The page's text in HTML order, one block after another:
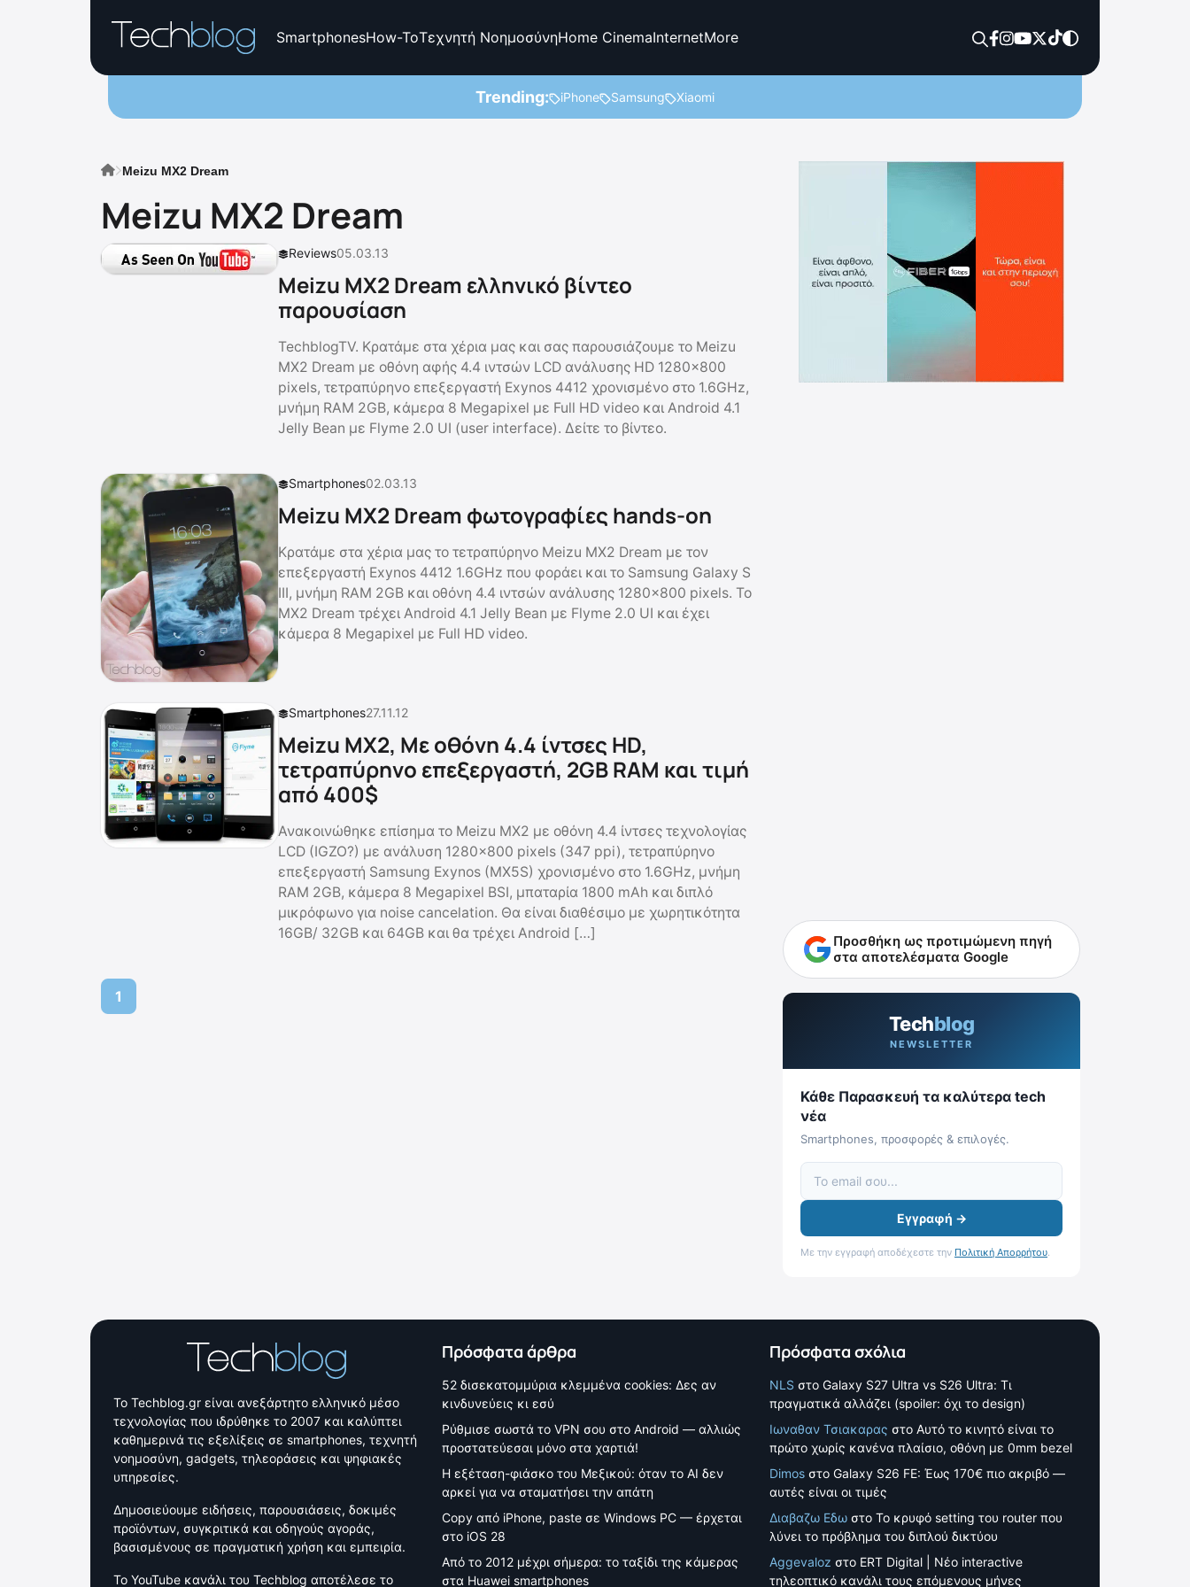
SmartphonesHow-ToΤεχνητή ΝοημοσύνηHome CinemaInternetMore
Trending: iPhone Samsung Xiaomi
Meizu MX2 Dream
Meizu MX2 Dream
Reviews05.03.13
Meizu MX2 Dream ελληνικό βίντεο
παρουσίαση
TechblogTV. Κρατάμε στα χέρια μας και σας παρουσιάζουμε το Meizu
MX2 Dream με οθόνη αφής 4.4 ιντσών LCD ανάλυσης HD 1280×800
pixels, τετραπύρηνο επεξεργαστή Exynos 4412 χρονισμένο στο 1.6GHz,
μνήμη RAM 2GB, κάμερα 8 Megapixel με Full HD video και Android 4.1
Jelly Bean με Flyme 2.0 UI (user interface). Δείτε το βίντεο.
Smartphones02.03.13
Meizu MX2 Dream φωτογραφίες hands-on
Κρατάμε στα χέρια μας το τετραπύρηνο Meizu MX2 Dream με τον
επεξεργαστή Exynos 4412 1.6GHz που φοράει και το Samsung Galaxy S
III, μνήμη RAM 2GB και οθόνη 4.4 ιντσών ανάλυσης 1280×800 pixels. Το
MX2 Dream τρέχει Android 4.1 Jelly Bean με Flyme 2.0 UI και έχει
κάμερα 8 Megapixel με Full HD video.
Smartphones27.11.12
Meizu MX2, Με οθόνη 4.4 ίντσες HD,
τετραπύρηνο επεξεργαστή, 2GB RAM και τιμή
από 400$
Ανακοινώθηκε επίσημα το Meizu MX2 με οθόνη 4.4 ίντσες τεχνολογίας
LCD (IGZO?) με ανάλυση 1280×800 pixels (347 ppi), τετραπύρηνο
επεξεργαστή Samsung Exynos (MX5S) χρονισμένο στο 1.6GHz, μνήμη
RAM 2GB, κάμερα 8 Megapixel BSI, μπαταρία 1800 mAh και διπλό
μικρόφωνο για noise cancelation. Θα είναι διαθέσιμο με χωρητικότητα
16GB/ 32GB και 64GB και θα τρέχει Android […]
1
Προσθήκη ως προτιμώμενη πηγή
στα αποτελέσματα Google
Techblog
NEWSLETTER
Κάθε Παρασκευή τα καλύτερα tech
νέα
Smartphones, προσφορές & επιλογές.
Εγγραφή →
Με την εγγραφή αποδέχεστε την Πολιτική Απορρήτου.
Το Techblog.gr είναι ανεξάρτητο ελληνικό μέσο
τεχνολογίας που ιδρύθηκε το 2007 και καλύπτει
καθημερινά τις εξελίξεις σε smartphones, τεχνητή
νοημοσύνη, gadgets, τηλεοράσεις και ψηφιακές
υπηρεσίες.
Δημοσιεύουμε ειδήσεις, παρουσιάσεις, δοκιμές
προϊόντων, συγκριτικά και οδηγούς αγοράς,
βασισμένους σε πραγματική χρήση και εμπειρία.
Το YouTube κανάλι του Techblog αποτέλεσε το
Πρόσφατα άρθρα
52 δισεκατομμύρια κλεμμένα cookies: Δες αν
κινδυνεύεις κι εσύ
Ρύθμισε σωστά το VPN σου στο Android — αλλιώς
προστατεύεσαι μόνο στα χαρτιά!
Η εξέταση-φιάσκο του Μεξικού: όταν το AI δεν
αρκεί για να σταματήσει την απάτη
Copy από iPhone, paste σε Windows PC — έρχεται
στο iOS 28
Από το 2012 μέχρι σήμερα: το ταξίδι της κάμερας
στα Huawei smartphones
Πρόσφατα σχόλια
NLSστοGalaxy S27 Ultra vs S26 Ultra: Τι
πραγματικά αλλάζει (spoiler: όχι το design)
Ιωναθαν ΤσιακαραςστοΑυτό το κινητό είναι το
πρώτο χωρίς κανένα πλαίσιο, οθόνη με 0mm bezel
DimosστοGalaxy S26 FE: Έως 170€ πιο ακριβό —
αυτές είναι οι τιμές
Διαβαζω ΕδωστοΤο κρυφό setting του router που
λύνει το πρόβλημα του διπλού δικτύου
Aggevalozστο ERT Digital | Νέο interactive
τηλεοπτικό κανάλι τους επόμενους μήνες